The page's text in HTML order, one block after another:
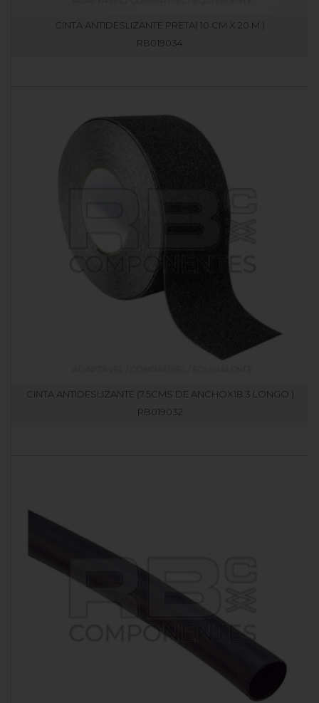
CINTA ANTIDESLIZANTE PRETA( 10 CM X 20 M )
RB019034
CINTA ANTIDESLIZANTE (7.5CMS DE ANCHOX18.3 LONGO )
RB019032